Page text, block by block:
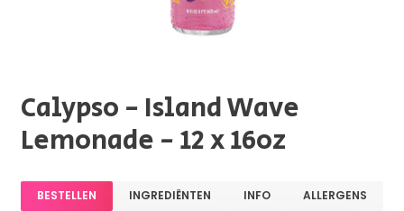
Calypso - Island Wave
Lemonade - 12 x 16oz
BESTELLEN INGREDIËNTEN INFO
ALLERGENS